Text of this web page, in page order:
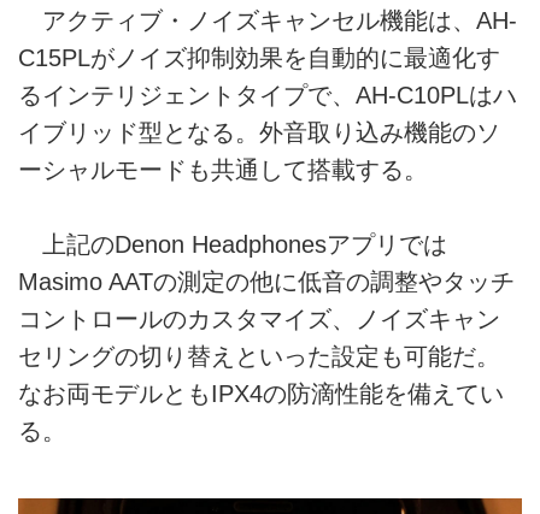
アクティブ・ノイズキャンセル機能は、AH-
C15PLがノイズ抑制効果を自動的に最適化す
るインテリジェントタイプで、AH-C10PLはハ
イブリッド型となる。外音取り込み機能のソ
ーシャルモードも共通して搭載する。
上記のDenon Headphonesアプリでは
Masimo AATの測定の他に低音の調整やタッチ
コントロールのカスタマイズ、ノイズキャン
セリングの切り替えといった設定も可能だ。
なお両モデルともIPX4の防滴性能を備えてい
る。